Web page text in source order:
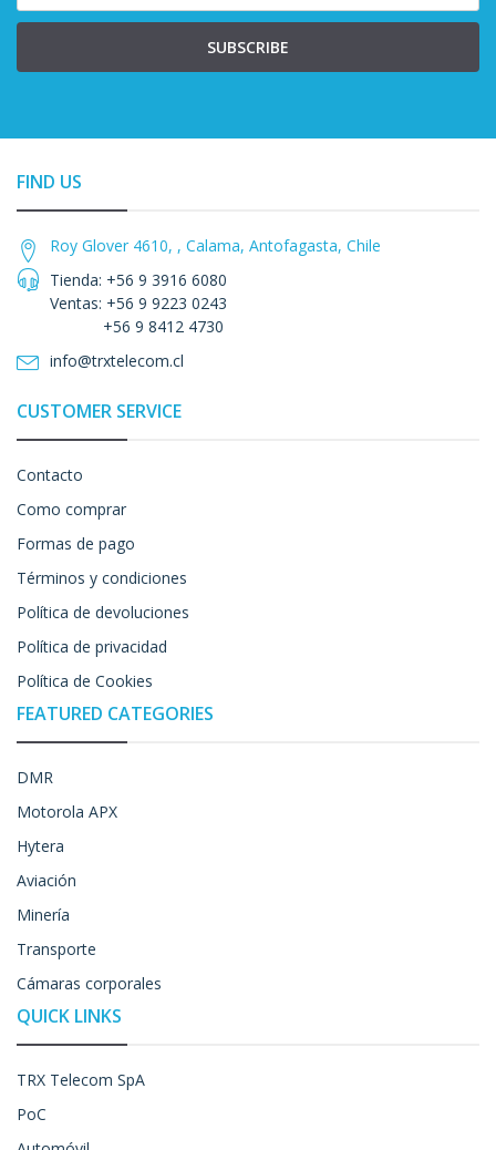
SUBSCRIBE
FIND US
Roy Glover 4610, , Calama, Antofagasta, Chile
Tienda: +56 9 3916 6080
Ventas: +56 9 9223 0243
+56 9 8412 4730
info@trxtelecom.cl
CUSTOMER SERVICE
Contacto
Como comprar
Formas de pago
Términos y condiciones
Política de devoluciones
Política de privacidad
Política de Cookies
FEATURED CATEGORIES
DMR
Motorola APX
Hytera
Aviación
Minería
Transporte
Cámaras corporales
QUICK LINKS
TRX Telecom SpA
PoC